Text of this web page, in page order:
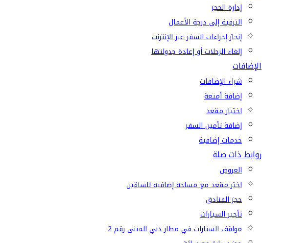
إدارة الحجز
الترقية إلى درجة الأعمال
إنجاز إجراءات السفر عبر الإنترنت
إلغاء الرحلات أو إعادة جدولتها
الإضافات
شراء الإضافات
إضافة أمتعة
اختيار مقعد
إضافة تأمين السفر
خدمات إضافية
روابط ذات صلة
العروض
اختر مقعد مع مساحة إضافية للساقين
حجز الفنادق
تأجير السيارات
مواقف السيارات في مطار دبي المبنى رقم 2